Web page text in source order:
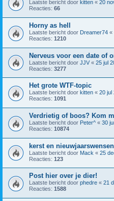
Laatste bericht door kitten « 20
Reacties: 66
Horny as hell
Laatste bericht door Dreamer74 «
Reacties: 1210
Nerveus voor een date of
Laatste bericht door JJV « 25 jul
Reacties: 3277
Het grote WTF-topic
Laatste bericht door kitten « 20 jul
Reacties: 1091
Verdrietig of boos? Kom
Laatste bericht door Peter^ « 30
Reacties: 10874
kerst en nieuwjaarswensen
Laatste bericht door Mack « 25
Reacties: 123
Post hier over je dier!
Laatste bericht door phedre « 21
Reacties: 1588